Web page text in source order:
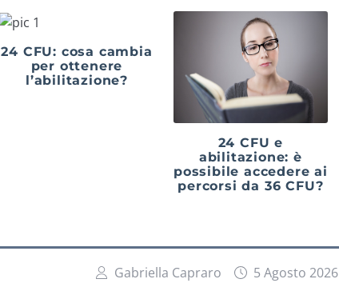
24 CFU: cosa cambia
per ottenere
l’abilitazione?
24 CFU e
abilitazione: è
possibile accedere ai
percorsi da 36 CFU?
Gabriella Capraro 5 Agosto 2026